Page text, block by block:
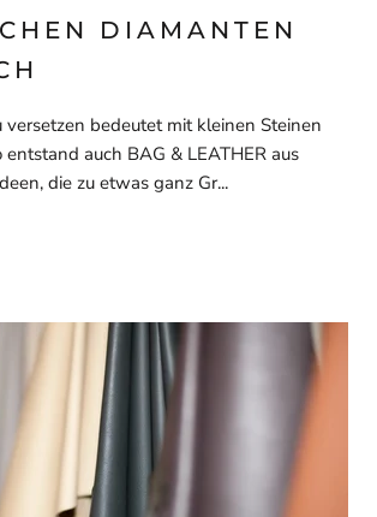
DIAMANTEN
versetzen bedeutet mit kleinen Steinen
entstand auch BAG & LEATHER aus
die zu etwas ganz Gr...